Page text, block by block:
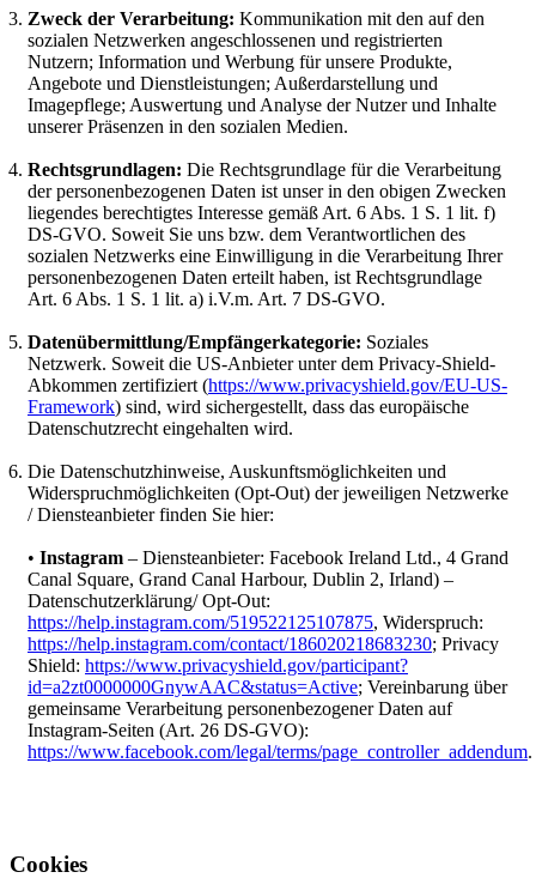
Zweck der Verarbeitung: Kommunikation mit den auf den
sozialen Netzwerken angeschlossenen und registrierten
Nutzern; Information und Werbung für unsere Produkte,
Angebote und Dienstleistungen; Außerdarstellung und
Imagepflege; Auswertung und Analyse der Nutzer und Inhalte
unserer Präsenzen in den sozialen Medien.
Rechtsgrundlagen: Die Rechtsgrundlage für die Verarbeitung
der personenbezogenen Daten ist unser in den obigen Zwecken
liegendes berechtigtes Interesse gemäß Art. 6 Abs. 1 S. 1 lit. f)
DS-GVO. Soweit Sie uns bzw. dem Verantwortlichen des
sozialen Netzwerks eine Einwilligung in die Verarbeitung Ihrer
personenbezogenen Daten erteilt haben, ist Rechtsgrundlage
Art. 6 Abs. 1 S. 1 lit. a) i.V.m. Art. 7 DS-GVO.
Datenübermittlung/Empfängerkategorie: Soziales
Netzwerk. Soweit die US-Anbieter unter dem Privacy-Shield-
Abkommen zertifiziert (https://www.privacyshield.gov/EU-US-
Framework) sind, wird sichergestellt, dass das europäische
Datenschutzrecht eingehalten wird.
Die Datenschutzhinweise, Auskunftsmöglichkeiten und
Widerspruchmöglichkeiten (Opt-Out) der jeweiligen Netzwerke
/ Diensteanbieter finden Sie hier:
• Instagram – Diensteanbieter: Facebook Ireland Ltd., 4 Grand
Canal Square, Grand Canal Harbour, Dublin 2, Irland) –
Datenschutzerklärung/ Opt-Out:
https://help.instagram.com/519522125107875, Widerspruch:
https://help.instagram.com/contact/186020218683230; Privacy
Shield: https://www.privacyshield.gov/participant?
id=a2zt0000000GnywAAC&status=Active; Vereinbarung über
gemeinsame Verarbeitung personenbezogener Daten auf
Instagram-Seiten (Art. 26 DS-GVO):
https://www.facebook.com/legal/terms/page_controller_addendum.
Cookies